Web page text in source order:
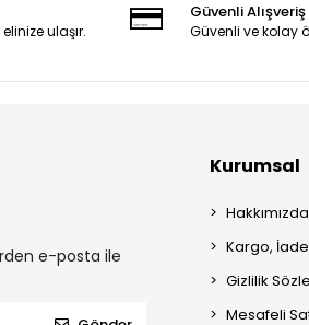
ulaşır.
Güvenli Alışveriş
Güvenli ve kolay
e-posta ile
Kurumsal
Hakkımızda
Kargo,
Gizlilik
Mesafeli